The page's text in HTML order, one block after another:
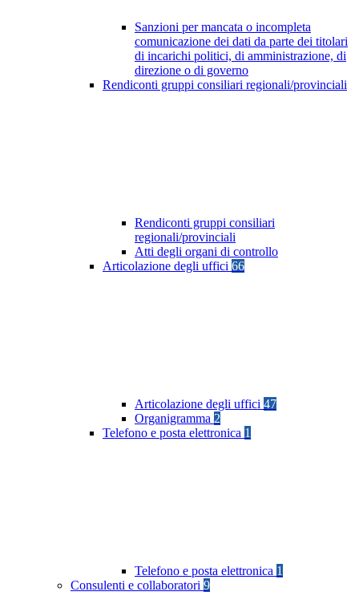
Sanzioni per mancata o incompleta
comunicazione dei dati da parte dei titolari
di incarichi politici, di amministrazione, di
direzione o di governo
Rendiconti gruppi consiliari regionali/provinciali
Rendiconti gruppi consiliari
regionali/provinciali
Atti degli organi di controllo
Articolazione degli uffici 66
Articolazione degli uffici 47
Organigramma 2
Telefono e posta elettronica 1
Telefono e posta elettronica 1
Consulenti e collaboratori 9